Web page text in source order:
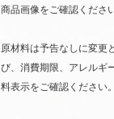
商品画像をご確認くださ
原材料は予告なしに変更
び、消費期限、アレルギ
料表示をご確認ください